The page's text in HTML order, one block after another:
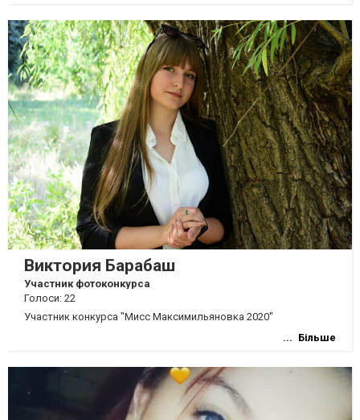
Виктория Барабаш
Участник фотоконкурса
Голоси: 22
Участник конкурса "Мисс Максимильяновка 2020"
Більше